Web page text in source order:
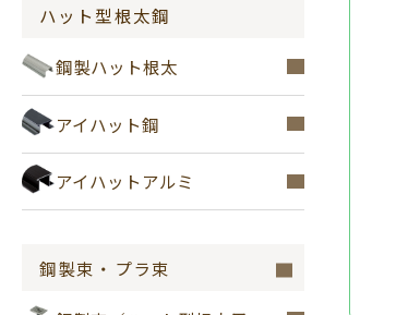
ハット型根太鋼
鋼製ハット根太
アイハット鋼
アイハットアルミ
鋼製束・プラ束